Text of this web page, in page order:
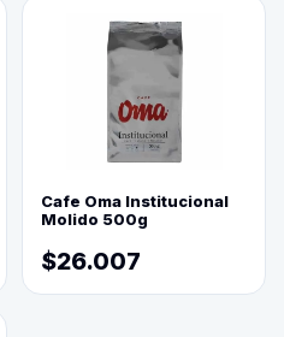
Cafe Oma Institucional
Molido 500g
$26.007